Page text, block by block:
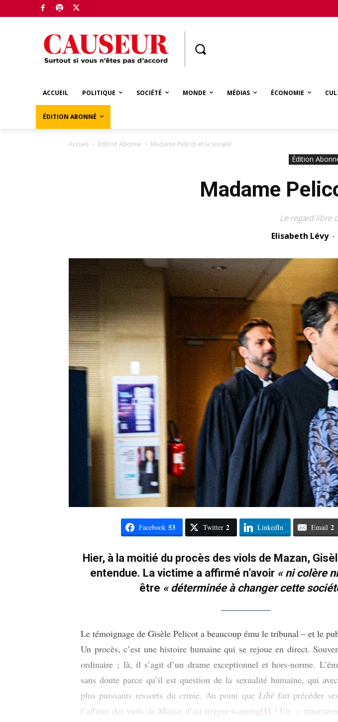
ACCUEIL POLITIQUE SOCIÉTÉ MONDE MÉDIAS ÉCONOMIE
ÉDITION ABONNÉ
Accueil Édition Abonné Madame Pelicot et la société
Édition
Madame
Le regard libre
Elisabeth Lévy -
Facebook 53 Twitter 2 LinkedIn Email 2
Hier, à la moitié du procès des viols de Mazan,
entendue. La victime a affirmé n’avoir « ni colère
être « déterminée à changer cette
Le témoignage de Gisèle Pelicot a beaucoup ému le tribunal – et le
Un procès, c’est une histoire humaine qui se rejoue en direct.
ordinaire ; là, il s’agit d’un drame exceptionnel et hors-norme.
sans doute parce qu’il est question de la sexualité humaine, qui
plus puissants ressorts du crime. Au point que Libéfait précéder
l’affaire des viols de Mazan d’un trigger-warning[1] ! Un «